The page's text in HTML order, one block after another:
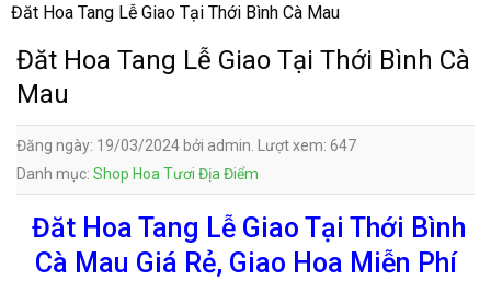
Đăt Hoa Tang Lễ Giao Tại Thới Bình Cà Mau
Đăt Hoa Tang Lễ Giao Tại Thới Bình Cà
Mau
Đăng ngày: 19/03/2024 bởi admin. Lượt xem: 647
Danh mục: Shop Hoa Tươi Địa Điểm
Đăt Hoa Tang Lễ Giao Tại Thới Bình
Cà Mau Giá Rẻ, Giao Hoa Miễn Phí